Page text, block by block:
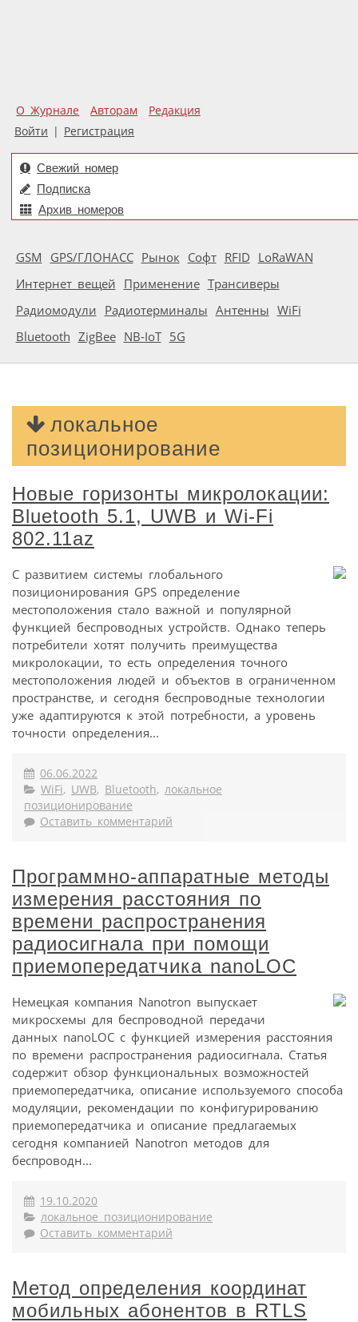
О Журнале Авторам
Редакция
Войти | Регистрация
Свежий номер
Подписка
Архив номеров
GSM GPS/ГЛОНАСС Рынок Софт RFID LoRaWAN
Интернет вещей Применение Трансиверы
Радиомодули Радиотерминалы Антенны WiFi
Bluetooth ZigBee NB-IoT 5G
локальное
позиционирование
Новые горизонты микролокации:
Bluetooth 5.1, UWB и Wi-Fi
802.11az
С развитием системы глобального
позиционирования GPS определение
местоположения стало важной и популярной
функцией беспроводных устройств. Однако теперь
потребители хотят получить преимущества
микролокации, то есть определения точного
местоположения людей и объектов в ограниченном
пространстве, и сегодня беспроводные технологии
уже адаптируются к этой потребности, а уровень
точности определения...
06.06.2022
WiFi, UWB, Bluetooth, локальное
позиционирование
Оставить комментарий
Программно-аппаратные методы
измерения расстояния по
времени распространения
радиосигнала при помощи
приемопередатчика nanoLOC
Немецкая компания Nanotron выпускает
микросхемы для беспроводной передачи
данных nanoLOC с функцией измерения расстояния
по времени распространения радиосигнала. Статья
содержит обзор функциональных возможностей
приемопередатчика, описание используемого способа
модуляции, рекомендации по конфигурированию
приемопередатчика и описание предлагаемых
сегодня компанией Nanotron методов для
беспроводн...
19.10.2020
локальное позиционирование
Оставить комментарий
Метод определения координат
мобильных абонентов в RTLS